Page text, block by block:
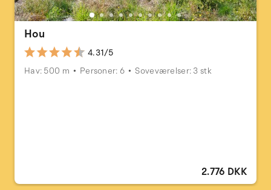
Hou
4.31/5
Hav: 500 m
Personer: 6 Soveværelser: 3 stk
2.776 DKK